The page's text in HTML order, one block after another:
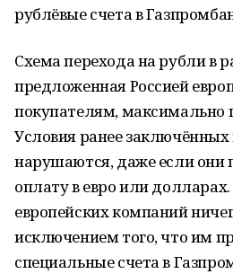
рублёвые счета в
Схема перехода на рубли в
предложенная Россией
покупателям, максимально
Условия ранее заключённых
нарушаются, даже если они
оплату в евро или
европейских компаний
исключением того, что им
специальные счета в